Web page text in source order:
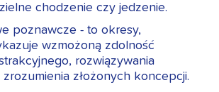
chodzenie czy jedzenie.
poznawcze - to okresy,
wzmożoną zdolność
rozwiązywania
złożonych koncepcji.